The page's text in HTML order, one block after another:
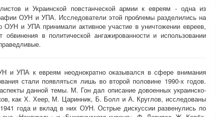
и Украинской повстанческой армии к евреям - одна из
ОУН и УПА. Исследователи этой проблемы разделились на
и УПА принимали активное участие в уничтожении евреев,
в политической ангажированности и использовании
и УПА к евреям неоднократно оказывался в сфере внимания
стали появляться лишь во второй половине 1990-х годов.
данной темы. М. Гон дал описание довоенных украинско-
как Х. Хеер, М. Царинник, Б. Болл и А. Круглов, исследованы
года и вклад в них ОУН. Острые дискуссии развенулись по